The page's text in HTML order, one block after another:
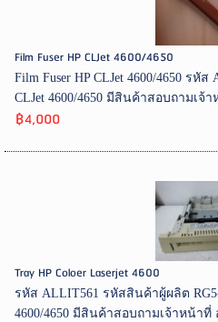
Film Fuser HP CLJet 4600/4650
Film Fuser HP CLJet 4600/4650 ร
CLJet 4600/4650 มีสินค้าสอบถามเจ้
฿4,000
Tray HP Coloer Laserjet 4600
รหัส ALLIT561 รหัสสินค้าผู้ผลิต RG5-
4600/4650 มีสินค้าสอบถามเจ้าหน้าที่